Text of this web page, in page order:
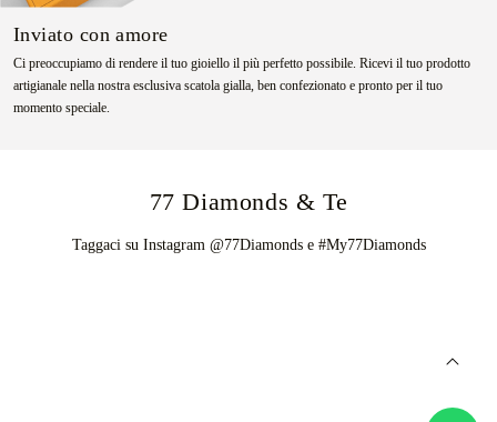
Inviato con amore
Ci preoccupiamo di rendere il tuo gioiello il più perfetto possibile. Ricevi il tuo prodotto
artigianale nella nostra esclusiva scatola gialla, ben confezionato e pronto per il tuo
momento speciale.
77 Diamonds & Te
Taggaci su Instagram @77Diamonds e #My77Diamonds